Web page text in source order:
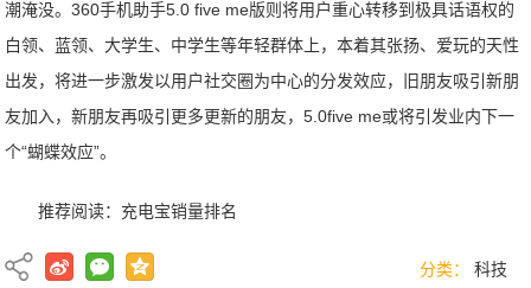
潮淹没。360手机助手5.0 five me版则将用户重心转移到极具话语权的
白领、蓝领、大学生、中学生等年轻群体上，本着其张扬、爱玩的天性
出发，将进一步激发以用户社交圈为中心的分发效应，旧朋友吸引新朋
友加入，新朋友再吸引更多更新的朋友，5.0five me或将引发业内下一
个“蝴蝶效应”。
推荐阅读： 充电宝销量排名
分类： 科技